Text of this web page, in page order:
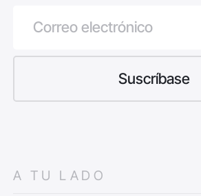
A TU LADO